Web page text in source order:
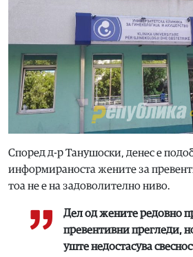
Според д-р Танушоски, денес е
информираноста жените за
тоа не е на задоволително ниво.
Дел од жените редовно
превентивни прегледи,
уште недостасува